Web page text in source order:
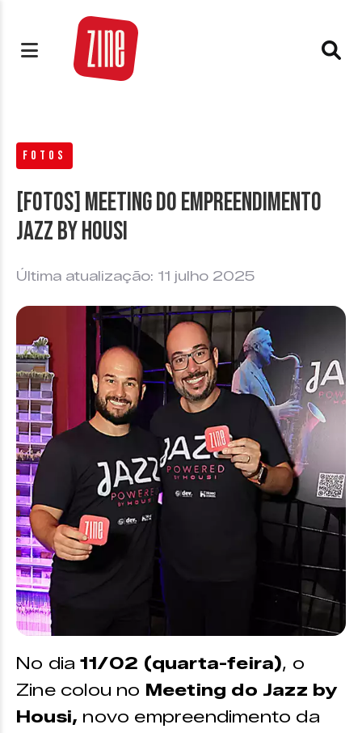
FOTOS
[FOTOS] Meeting do empreendimento
Jazz by Housi
Última atualização: 11 julho 2025
No dia11/02 (quarta-feira), o
Zine colou no Meeting do Jazz by
Housi, novo empreendimento da